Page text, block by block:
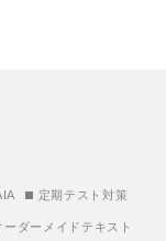
定期テスト対策
ーダーメイドテキスト